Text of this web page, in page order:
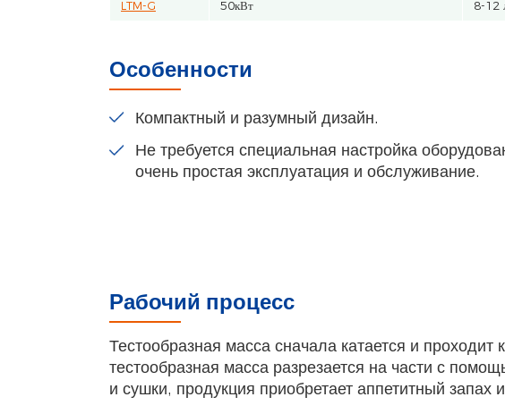
LTM-G 50кВт 8-12
Особенности
Компактный и разумный дизайн.
Не требуется специальная настройка
очень простая эксплуатация и обслуживание.
Рабочий процесс
Тестообразная масса сначала катается и проходит
тестообразная масса разрезается на части с
и сушки, продукция приобретает аппетитный запах